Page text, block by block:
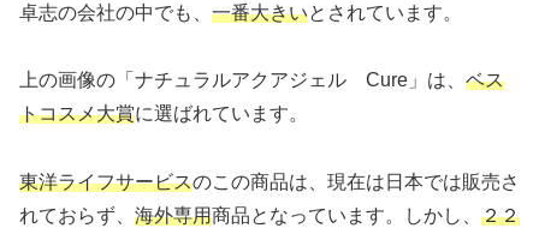
卓志の会社の中でも、 一番大きいとされています。
上の画像の「ナチュラルアクアジェル Cure」は、 ベス
トコスメ大賞に選ばれています。
東洋ライフサービスのこの商品は、現在は日本では販売さ
れておらず、 海外専用商品となっています。しかし、 ２２